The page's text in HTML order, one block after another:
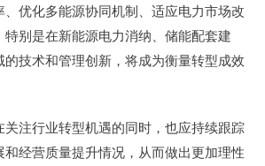
优化多能源协同机制、适应电力市场改
别是在新能源电力消纳、储能配套建
技术和管理创新，将成为衡量转型成效
关注行业转型机遇的同时，也应持续跟踪
经营质量提升情况，从而做出更加理性